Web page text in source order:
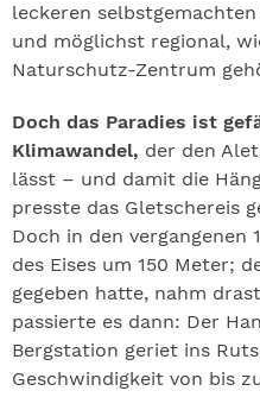
leckeren
und möglichst regional,
Naturschutz-Zentrum
Doch das Paradies ist
Klimawandel, der den
lässt – und damit die
presste das Gletschereis
Doch in den vergangenen
des Eises um 150 Meter;
gegeben hatte, nahm
passierte es dann: Der
Bergstation geriet ins
Geschwindigkeit von bis